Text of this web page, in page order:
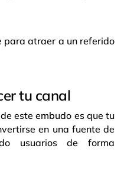
para atraer a un referido
tu canal
este embudo es que tu
en una fuente de
usuarios de forma